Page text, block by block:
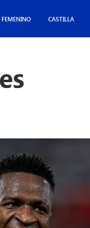
FEMENINO CASTILLA